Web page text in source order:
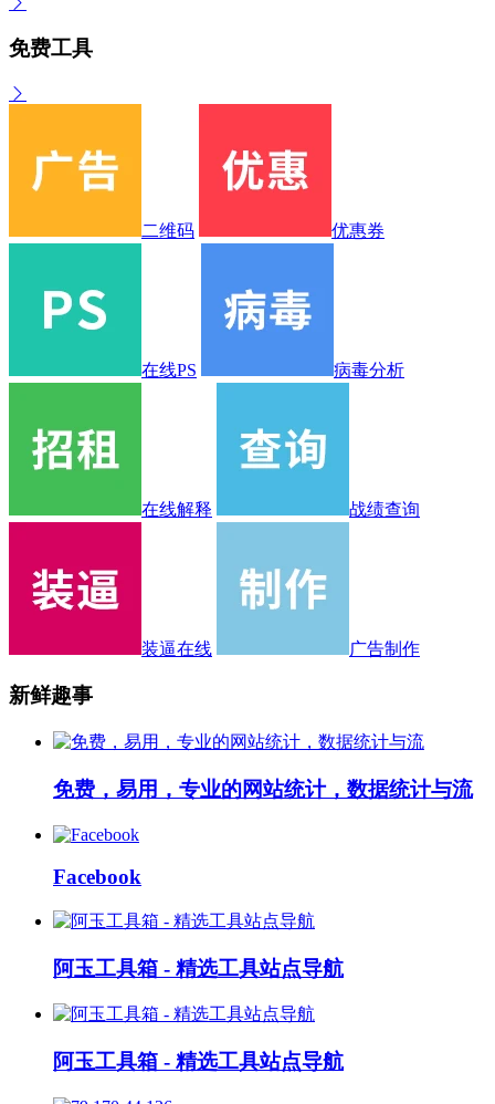
免费工具
二维码 优惠券
在线PS 病毒分析
在线解释 战绩查询
装逼在线 广告制作
新鲜趣事
免费，易用，专业的网站统计，数据统计与流
Facebook
阿玉工具箱 - 精选工具站点导航
阿玉工具箱 - 精选工具站点导航